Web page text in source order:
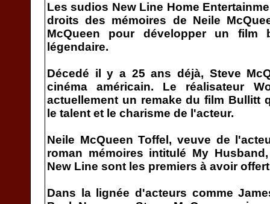
Les sudios New Line Home
droits des mémoires de Neile
McQueen pour développer un film
légendaire.
Décedé il y a 25 ans déjà, Steve
cinéma américain. Le réalisateur
actuellement un remake du film Bullitt
le talent et le charisme de l'acteur.
Neile McQueen Toffel, veuve de
roman mémoires intitulé My
New Line sont les premiers à avoir
Dans la lignée d'acteurs comme